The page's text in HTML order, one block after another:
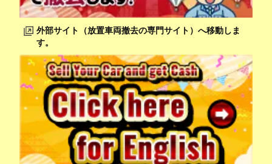
外部サイト（放置車両撤去の専門サイト）へ移動しま
す。